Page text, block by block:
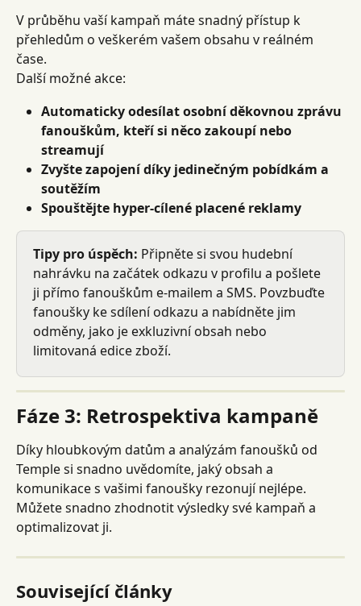
V průběhu vaší kampaň máte snadný přístup k
přehledům o veškerém vašem obsahu v reálném
čase.
Další možné akce:
Automaticky odesílat osobní děkovnou zprávu
fanouškům, kteří si něco zakoupí nebo
streamují
Zvyšte zapojení díky jedinečným pobídkám a
soutěžím
Spouštějte hyper-cílené placené reklamy
Tipy pro úspěch: Připněte si svou hudební
nahrávku na začátek odkazu v profilu a pošlete
ji přímo fanouškům e-mailem a SMS. Povzbuďte
fanoušky ke sdílení odkazu a nabídněte jim
odměny, jako je exkluzivní obsah nebo
limitovaná edice zboží.
Fáze 3: Retrospektiva kampaně
Díky hloubkovým datům a analýzám fanoušků od
Temple si snadno uvědomíte, jaký obsah a
komunikace s vašimi fanoušky rezonují nejlépe.
Můžete snadno zhodnotit výsledky své kampaň a
optimalizovat ji.
Související články